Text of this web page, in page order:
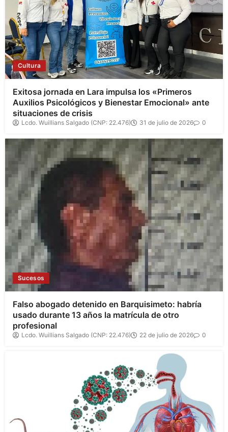
Cultura
Exitosa jornada en Lara impulsa los «Primeros
Auxilios Psicológicos y Bienestar Emocional» ante
situaciones de crisis
Lcdo. Wuillians Salgado (CNP: 22.476) 31 de julio de 2026 0
Sucesos
Falso abogado detenido en Barquisimeto: habría
usado durante 13 años la matrícula de otro
profesional
Lcdo. Wuillians Salgado (CNP: 22.476) 22 de julio de 2026 0